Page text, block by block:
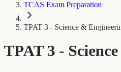
TCAS Exam Preparation
TPAT 3 - Science &
TPAT 3 -